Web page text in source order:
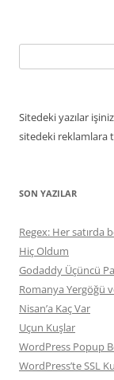
Sitedeki yazılar
sitedeki reklamlara
SON YAZILAR
Regex: Her satırda
Hiç Oldum
Godaddy Üçüncü
Romanya Yergöğü
Nisan’a Kaç Var
Uçun Kuşlar
WordPress Popup
WordPress’te SSL